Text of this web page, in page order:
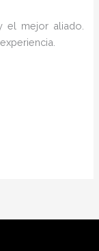
el mejor aliado.